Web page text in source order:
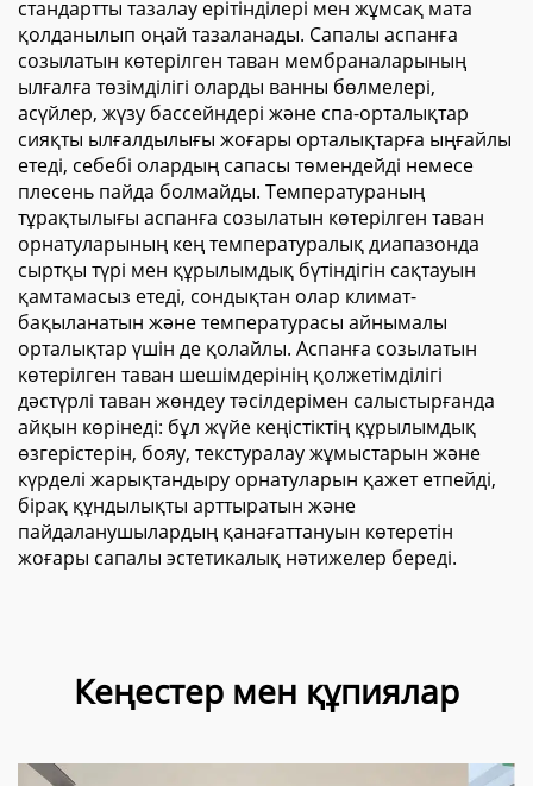
стандартты тазалау ерітінділері мен жұмсақ мата
қолданылып оңай тазаланады. Сапалы аспанға
созылатын көтерілген таван мембраналарының
ылғалға төзімділігі оларды ванны бөлмелері,
асүйлер, жүзу бассейндері және спа-орталықтар
сияқты ылғалдылығы жоғары орталықтарға ыңғайлы
етеді, себебі олардың сапасы төмендейді немесе
плесень пайда болмайды. Температураның
тұрақтылығы аспанға созылатын көтерілген таван
орнатуларының кең температуралық диапазонда
сыртқы түрі мен құрылымдық бүтіндігін сақтауын
қамтамасыз етеді, сондықтан олар климат-
бақыланатын және температурасы айнымалы
орталықтар үшін де қолайлы. Аспанға созылатын
көтерілген таван шешімдерінің қолжетімділігі
дәстүрлі таван жөндеу тәсілдерімен салыстырғанда
айқын көрінеді: бұл жүйе кеңістіктің құрылымдық
өзгерістерін, бояу, текстуралау жұмыстарын және
күрделі жарықтандыру орнатуларын қажет етпейді,
бірақ құндылықты арттыратын және
пайдаланушылардың қанағаттануын көтеретін
жоғары сапалы эстетикалық нәтижелер береді.
Кеңестер мен құпиялар